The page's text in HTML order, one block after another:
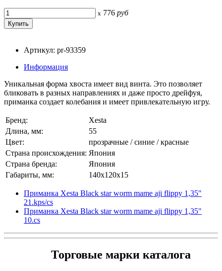
x 776 руб
Артикул: pr-93359
Информация
Уникальная форма хвоста имеет вид винта. Это позволяет
бликовать в разных направлениях и даже просто дрейфуя,
приманка создает колебания и имеет привлекательную игру.
Бренд:
Xesta
Длина, мм:
55
Цвет:
прозрачные / синие / красные
Страна происхождения: Япония
Страна бренда:
Япония
Габариты, мм:
140x120x15
Приманка Xesta Black star worm mame aji flippy 1,35"
21.kps/cs
Приманка Xesta Black star worm mame aji flippy 1,35"
10.cs
Торговые марки каталога